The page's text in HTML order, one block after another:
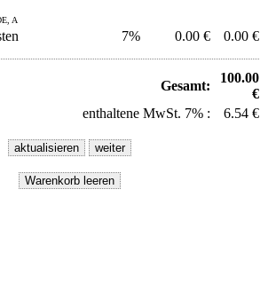
A
7% 0.00 € 0.00 €
Gesamt:
100.00
€
enthaltene MwSt. 7% :
6.54 €